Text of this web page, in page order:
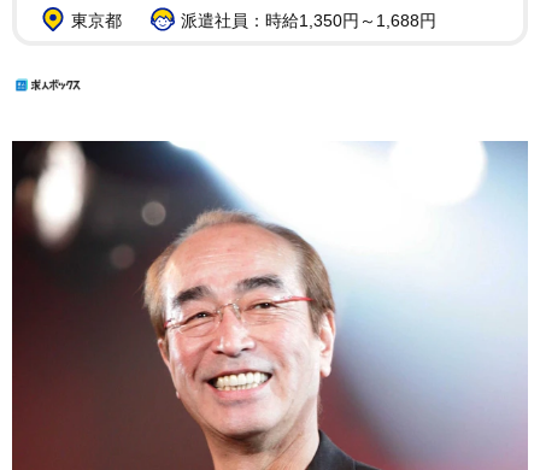
東京都
派遣社員：時給1,350円～1,688円